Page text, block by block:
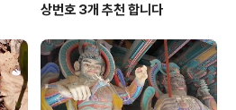
상번호 3개 추천 합니다